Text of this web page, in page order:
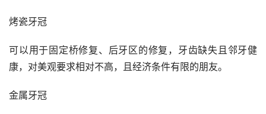
烤瓷牙冠
可以用于固定桥修复、后牙区的修复，牙齿缺失且邻牙健
康，对美观要求相对不高，且经济条件有限的朋友。
金属牙冠